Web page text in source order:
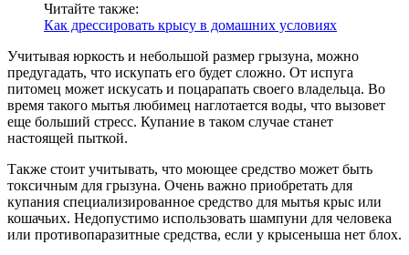
Читайте также:
Как дрессировать крысу в домашних условиях
Учитывая юркость и небольшой размер грызуна, можно
предугадать, что искупать его будет сложно. От испуга
питомец может искусать и поцарапать своего владельца. Во
время такого мытья любимец наглотается воды, что вызовет
еще больший стресс. Купание в таком случае станет
настоящей пыткой.
Также стоит учитывать, что моющее средство может быть
токсичным для грызуна. Очень важно приобретать для
купания специализированное средство для мытья крыс или
кошачьих. Недопустимо использовать шампуни для человека
или противопаразитные средства, если у крысеныша нет блох.